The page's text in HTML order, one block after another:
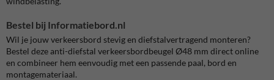
Bestel bij Informatiebord.nl
Wil je jouw verkeersbord stevig en diefstalvertragend monteren?
Bestel deze anti-diefstal verkeersbordbeugel Ø48 mm direct online
en combineer hem eenvoudig met een passende paal, bord en
montagemateriaal.